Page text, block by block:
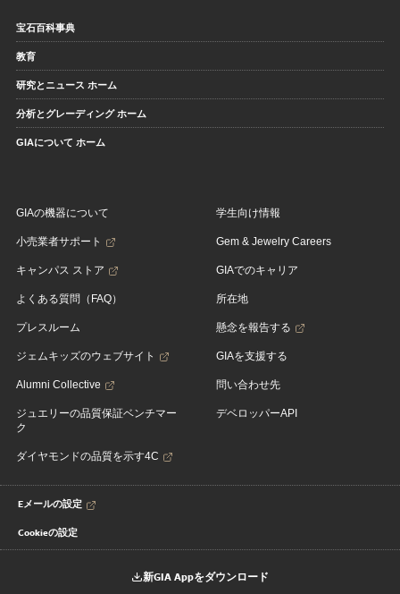
宝石百科事典
教育
研究とニュース ホーム
分析とグレーディング ホーム
GIAについて ホーム
GIAの機器について
小売業者サポート
キャンパス ストア
よくある質問（FAQ）
プレスルーム
ジェムキッズのウェブサイト
Alumni Collective
ジュエリーの品質保証ベンチマー
ク
ダイヤモンドの品質を示す4C
学生向け情報
Gem & Jewelry Careers
GIAでのキャリア
所在地
懸念を報告する
GIAを支援する
問い合わせ先
デベロッパーAPI
Eメールの設定
Cookieの設定
新GIA Appをダウンロード